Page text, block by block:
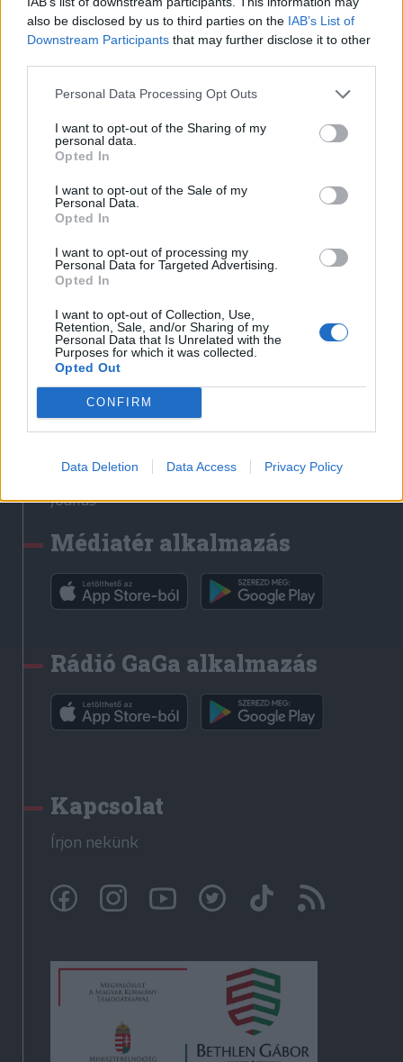
also be disclosed by us to third parties on the IAB’s List of
Downstream Participants that may further disclose it to other
Personal Data Processing Opt Outs
I want to opt-out of the Sharing of my
personal data.
Opted In
I want to opt-out of the Sale of my
Personal Data.
Opted In
I want to opt-out of processing my
Personal Data for Targeted Advertising.
Opted In
I want to opt-out of Collection, Use,
Retention, Sale, and/or Sharing of my
Personal Data that Is Unrelated with the
Purposes for which it was collected.
Opted Out
CONFIRM
Data Deletion Data Access Privacy Policy
Cookie-kezelési tájékoztató
Hozzászólási szabályzat
Nyomtatott lapjaink archívuma
Székely Hírmondó archívuma
Sütibeállítások
Médiatér
Liget
Krónika
Bihari Napló
Erdélyi Napló
Főtér
Rádió GaGa
Jóállás
Médiatér alkalmazás
Rádió GaGa alkalmazás
Kapcsolat
Írjon nekünk